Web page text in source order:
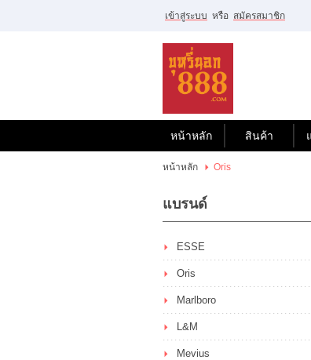
ไทย | English
แบรนด์
ขั้นตอนการสั่งซื้อ
เข้าสู่ระบบ หรือ สมัครสมาชิก
หน้าหลัก สินค้า
หน้าหลัก Oris
แบรนด์
ESSE
Oris
Marlboro
L&M
Mevius